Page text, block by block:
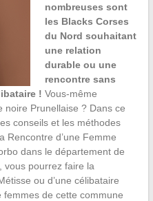
nombreuses sont
les Blacks Corses
du Nord souhaitant
une relation
durable ou une
rencontre sans
! Vous-même
Prunellaise ? Dans ce
conseils et les méthodes
Rencontre d’une Femme
dans le département de
vous pourrez faire la
ou d’une célibataire
de cette commune